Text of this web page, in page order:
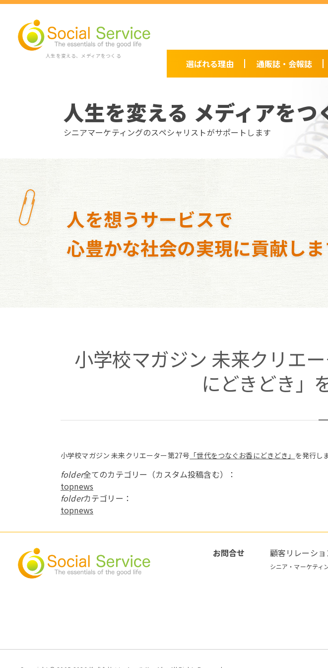
人生を変える、メディアをつくる
選ばれる理由 通販誌・会報誌
人生を変える メディアをつ
シニアマーケティングのスペシャリストがサポートします
人を想うサービスで
心豊かな社会の実現に貢献し
小学校マガジン 未来クリエ
にどきどき」
小学校マガジン 未来クリエーター第27号 「世代をつなぐお香にどきどき」 を発行し
folder全てのカテゴリー（カスタム投稿含む）：
topnews
folderカテゴリー：
topnews
お問合せ 顧客リレーシ
シニア・マーケティ